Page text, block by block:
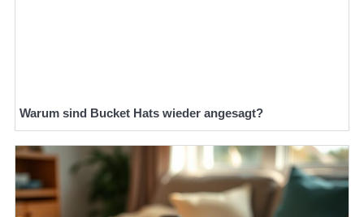
Warum sind Bucket Hats wieder angesagt?